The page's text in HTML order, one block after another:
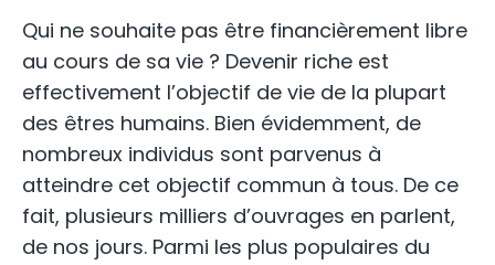
Qui ne souhaite pas être financièrement libre
au cours de sa vie ? Devenir riche est
effectivement l’objectif de vie de la plupart
des êtres humains. Bien évidemment, de
nombreux individus sont parvenus à
atteindre cet objectif commun à tous. De ce
fait, plusieurs milliers d’ouvrages en parlent,
de nos jours. Parmi les plus populaires du